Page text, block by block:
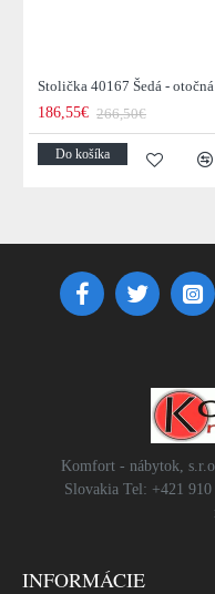
Stolička 40167 Šedá - otočná
186,55€ 266,50€
Do košíka
Komfort - nábytok,
Slovakia Tel: +421
INFORMÁCIE